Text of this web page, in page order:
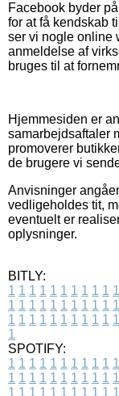
Facebook byder
for at få kendskab
ser vi nogle online
anmeldelse af
bruges til at
Hjemmesiden er
samarbejdsaftaler
promoverer
de brugere vi
Anvisninger
vedligeholdes tit,
eventuelt er
oplysninger.
BITLY:
1 1 1 1 1 1 1 1 1 1 1
1 1 1 1 1 1 1 1 1 1 1
1 1 1 1 1 1 1 1 1 1 1
1
SPOTIFY:
1 1 1 1 1 1 1 1 1 1 1
1 1 1 1 1 1 1 1 1 1 1
1 1 1 1 1 1 1 1 1 1 1